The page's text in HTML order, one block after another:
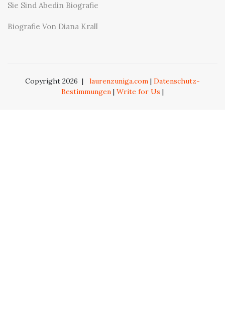
Sie Sind Abedin Biografie
Biografie Von Diana Krall
Copyright 2026 | laurenzuniga.com | Datenschutz-
Bestimmungen | Write for Us |